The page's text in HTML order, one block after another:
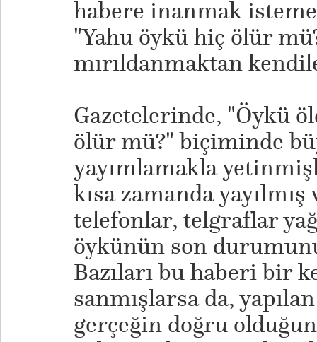
habere inanmak
"Yahu öykü hiç ölür
mırıldanmaktan
Gazetelerinde, "Öykü
ölür mü?" biçiminde
yayımlamakla
kısa zamanda
telefonlar, telgraflar
öykünün son
Bazıları bu haberi bir
sanmışlarsa da,
gerçeğin doğru